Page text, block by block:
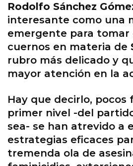
Rodolfo Sánchez
interesante como una
emergente para tomar
cuernos en materia de
rubro más delicado y
mayor atención en la
Hay que decirlo, pocos
primer nivel -del
sea- se han atrevido a
estrategias eficaces
tremenda ola de